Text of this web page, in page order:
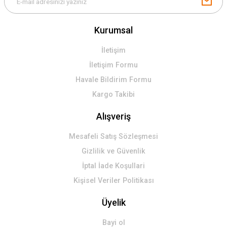
Kurumsal
İletişim
İletişim Formu
Havale Bildirim Formu
Kargo Takibi
Alışveriş
Mesafeli Satış Sözleşmesi
Gizlilik ve Güvenlik
İptal İade Koşullari
Kişisel Veriler Politikası
Üyelik
Bayi ol